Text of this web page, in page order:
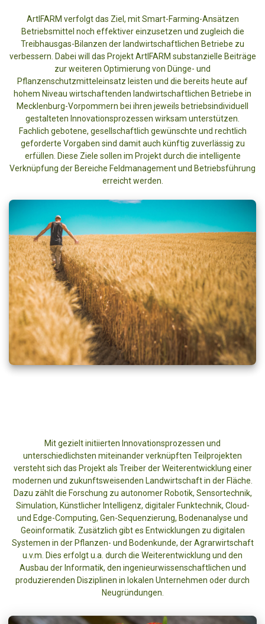
ArtIFARM verfolgt das Ziel, mit Smart-Farming-Ansätzen
Betriebsmittel noch effektiver einzusetzen und zugleich die
Treibhausgas-Bilanzen der landwirtschaftlichen Betriebe zu
verbessern. Dabei will das Projekt ArtIFARM substanzielle Beiträge
zur weiteren Optimierung von Dünge- und
Pflanzenschutzmitteleinsatz leisten und die bereits heute auf
hohem Niveau wirtschaftenden landwirtschaftlichen Betriebe in
Mecklenburg-Vorpommern bei ihren jeweils betriebsindividuell
gestalteten Innovationsprozessen wirksam unterstützen.
Fachlich gebotene, gesellschaftlich gewünschte und rechtlich
geforderte Vorgaben sind damit auch künftig zuverlässig zu
erfüllen. Diese Ziele sollen im Projekt durch die intelligente
Verknüpfung der Bereiche Feldmanagement und Betriebsführung
erreicht werden.
Mit gezielt initiierten Innovationsprozessen und
unterschiedlichsten miteinander verknüpften Teilprojekten
versteht sich das Projekt als Treiber der Weiterentwicklung einer
modernen und zukunftsweisenden Landwirtschaft in der Fläche.
Dazu zählt die Forschung zu autonomer Robotik, Sensortechnik,
Simulation, Künstlicher Intelligenz, digitaler Funktechnik, Cloud-
und Edge-Computing, Gen-Sequenzierung, Bodenanalyse und
Geoinformatik. Zusätzlich gibt es Entwicklungen zu digitalen
Systemen in der Pflanzen- und Bodenkunde, der Agrarwirtschaft
u.v.m. Dies erfolgt u.a. durch die Weiterentwicklung und den
Ausbau der Informatik, den ingenieurwissenschaftlichen und
produzierenden Disziplinen in lokalen Unternehmen oder durch
Neugründungen.